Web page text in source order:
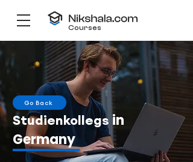
Courses
Go Back
Studienkollegs in
Germany